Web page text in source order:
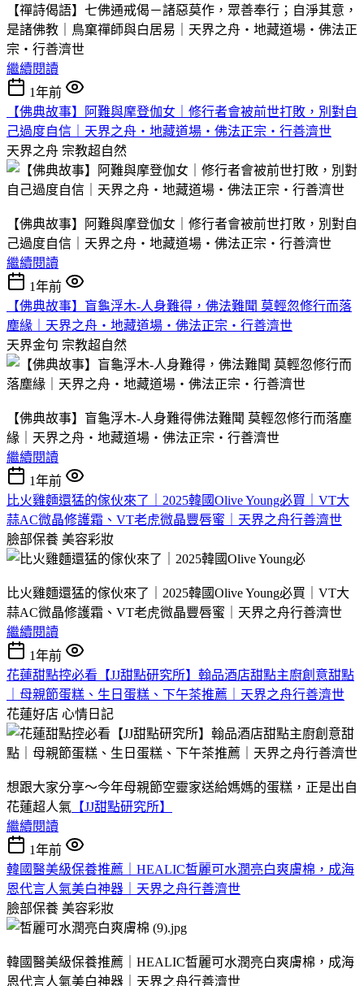
【禪詩偈語】七佛通戒偈－諸惡莫作，眾善奉行；自淨其意，
是諸佛教｜鳥窠禪師與白居易｜天界之舟‧地藏道場‧佛法正
宗‧行善濟世
繼續閱讀
1年前
【佛典故事】阿難與摩登伽女｜修行者會被前世打敗，別對自
己過度自信｜天界之舟‧地藏道場‧佛法正宗‧行善濟世
天界之舟 宗教超自然
【佛典故事】阿難與摩登伽女｜修行者會被前世打敗，別對自
己過度自信｜天界之舟‧地藏道場‧佛法正宗‧行善濟世
繼續閱讀
1年前
【佛典故事】盲龜浮木-人身難得，佛法難聞 莫輕忽修行而落
塵緣｜天界之舟‧地藏道場‧佛法正宗‧行善濟世
天界金句 宗教超自然
【佛典故事】盲龜浮木-人身難得佛法難聞 莫輕忽修行而落塵
緣｜天界之舟‧地藏道場‧佛法正宗‧行善濟世
繼續閱讀
1年前
比火雞麵還猛的傢伙來了｜2025韓國Olive Young必買｜VT大
蒜AC微晶修護霜、VT老虎微晶豐唇蜜｜天界之舟行善濟世
臉部保養 美容彩妝
比火雞麵還猛的傢伙來了｜2025韓國Olive Young必買｜VT大
蒜AC微晶修護霜、VT老虎微晶豐唇蜜｜天界之舟行善濟世
繼續閱讀
1年前
花蓮甜點控必看【JJ甜點研究所】翰品酒店甜點主廚創意甜點
｜母親節蛋糕、生日蛋糕、下午茶推薦｜天界之舟行善濟世
花蓮好店 心情日記
想跟大家分享～今年母親節空靈家送給媽媽的蛋糕，正是出自
花蓮超人氣 【JJ甜點研究所】
繼續閱讀
1年前
韓國醫美級保養推薦｜HEALIC皙麗可水潤亮白爽膚棉，成海
恩代言人氣美白神器｜天界之舟行善濟世
臉部保養 美容彩妝
韓國醫美級保養推薦｜HEALIC皙麗可水潤亮白爽膚棉，成海
恩代言人氣美白神器｜天界之舟行善濟世